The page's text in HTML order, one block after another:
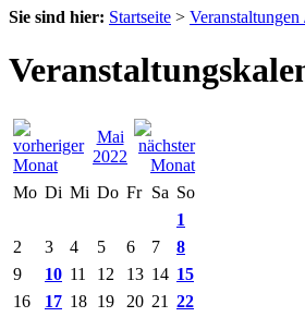
Sie sind hier: Startseite > Veranstaltungen
Mai
2022
Mo Di Mi Do Fr Sa So
1
2
3 4 5 6 7
8
9
10 11 12 13 14 15
16
17 18 19 20 21 22